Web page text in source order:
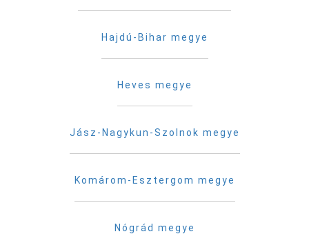
Hajdú-Bihar megye
Heves megye
Jász-Nagykun-Szolnok megye
Komárom-Esztergom megye
Nógrád megye